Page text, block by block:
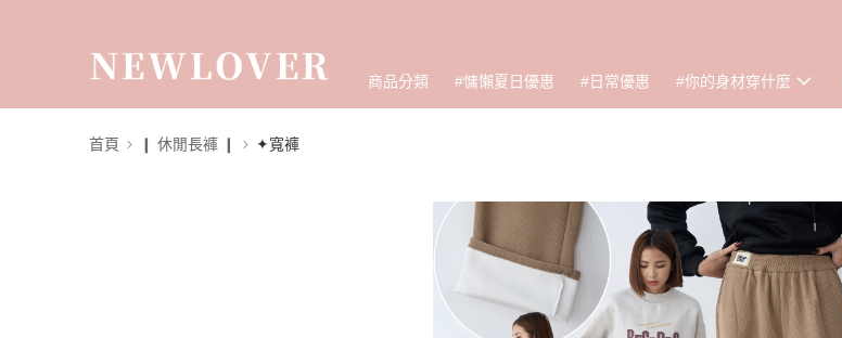
商品分類 #慵懶夏日優惠 #日常優惠 #你的身材穿什麼
首頁 ❙ 休閒長褲 ❙ ✦寬褲